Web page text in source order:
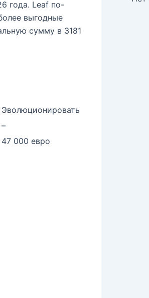
года. Leaf по-
выгодные
сумму в 3181
Эволюционировать
–
47 000 евро